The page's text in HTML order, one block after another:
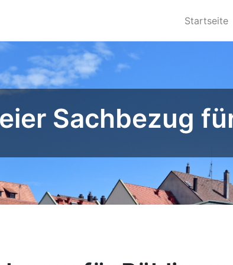
Startseite
Sachbezug